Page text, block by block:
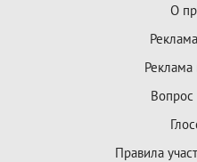
О
Реклама
Вопрос
Правила